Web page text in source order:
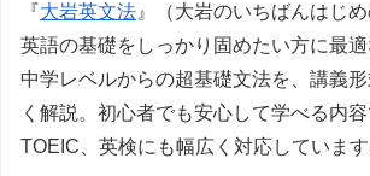
『大岩英文法』（大岩のいちばんはじめ
英語の基礎をしっかり固めたい方に最適
中学レベルからの超基礎文法を、講義
く解説。初心者でも安心して学べる内
TOEIC、英検にも幅広く対応しています